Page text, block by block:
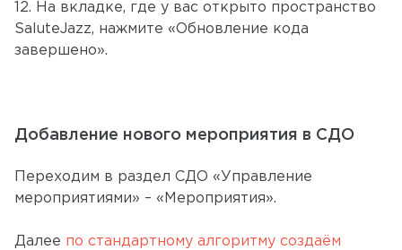
12. На вкладке, где у вас открыто пространство
SaluteJazz, нажмите «Обновление кода
завершено».
Добавление нового мероприятия в СДО
Переходим в раздел СДО «Управление
мероприятиями» – «Мероприятия».
Далее по стандартному алгоритму создаём